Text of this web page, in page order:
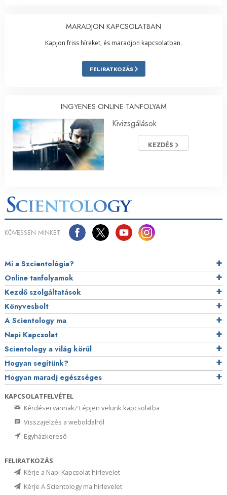
MARADJON KAPCSOLATBAN
Kapjon friss híreket, és maradjon kapcsolatban.
FELIRATKOZÁS
INGYENES ONLINE TANFOLYAM
Kivizsgálások
KEZDÉS
KÖVESSEN MINKET
Mi a Szcientológia?
Online tanfolyamok
Kezdő szolgáltatások
Könyvesbolt
A Scientology ma
Napi Kapcsolat
Scientology a világ körül
Hogyan segítünk?
Hogyan maradj egészséges
KAPCSOLATFELVÉTEL
Kérdései vannak? Lépjen velünk kapcsolatba
Visszajelzés a weboldalról
Egyházkereső
FELIRATKOZÁS
Kérje a Napi Kapcsolat hírlevelet
Kérje A Scientology ma hírlevelet